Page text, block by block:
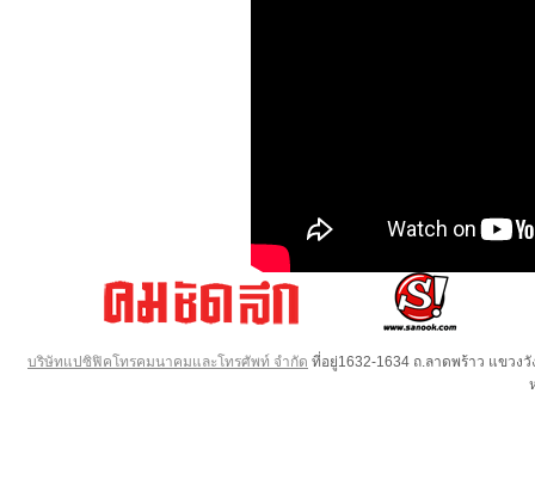
บริษัทแปซิฟิคโทรคมนาคมและโทรศัพท์ จำกัด ที่อยู่1632-1634 ถ.ลาดพร้าว แขวง